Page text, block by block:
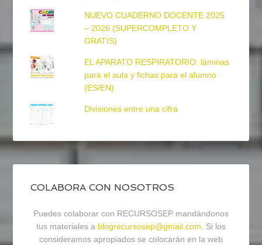
NUEVO CUADERNO DOCENTE 2025
– 2026 (SUPERCOMPLETO Y
GRATIS)
EL APARATO RESPIRATORIO: láminas
para el aula y fichas para el alumno
(ES/EN)
Divisiones entre una cifra
COLABORA CON NOSOTROS
Puedes colaborar con RECURSOSEP mandándonos
tus materiales a blogrecursosep@gmail.com. Si los
consideramos apropiados se colocarán en la web